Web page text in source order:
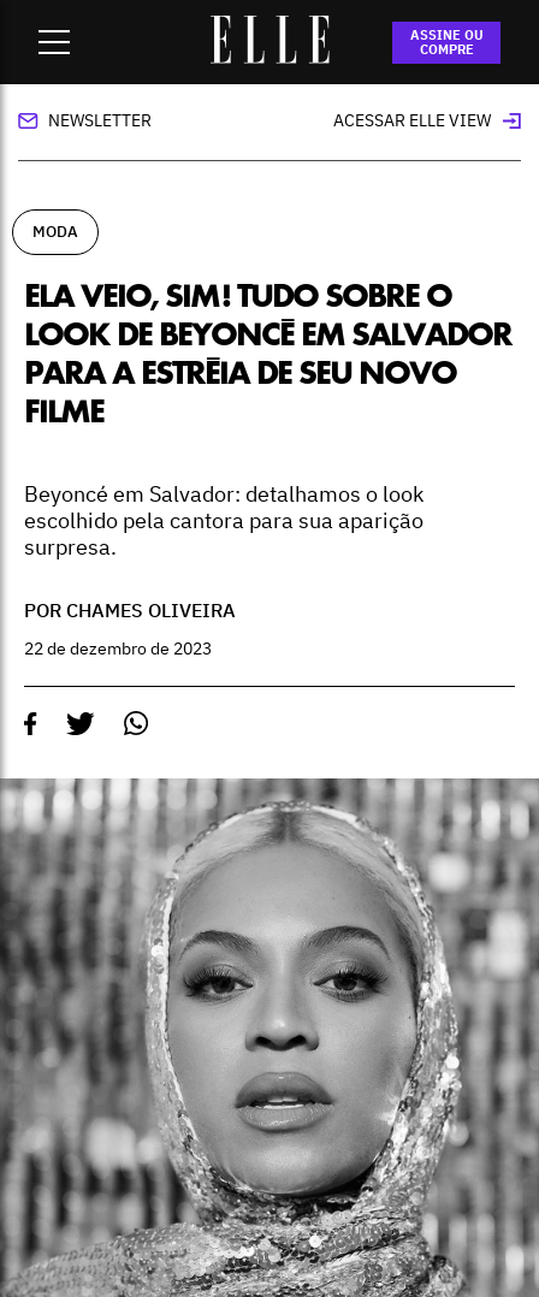
ASSINE OU
COMPRE
Ela veio, sim! Tudo sobre o look de Beyoncé
em Salvador para a estréia de seu novo filme
NEWSLETTER ACESSAR ELLE VIEW
MODA
ELA VEIO, SIM! TUDO SOBRE O
LOOK DE BEYONCÉ EM SALVADOR
PARA A ESTRÉIA DE SEU NOVO
FILME
Beyoncé em Salvador: detalhamos o look
escolhido pela cantora para sua aparição
surpresa.
POR CHAMES OLIVEIRA
22 de dezembro de 2023